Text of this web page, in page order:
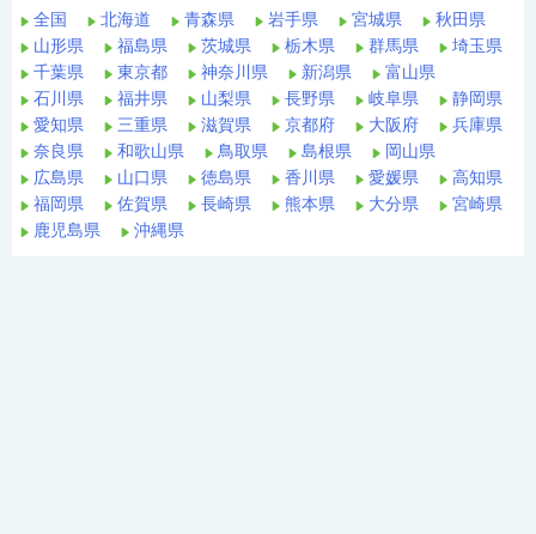
全国 北海道 青森県 岩手県 宮城県
秋田県
山形県
福島県 茨城県 栃木県 群馬県
埼玉県
千葉県
東京都 神奈川県 新潟県
富山県
石川県
福井県 山梨県 長野県 岐阜県
静岡県
愛知県
三重県 滋賀県 京都府 大阪府
兵庫県
奈良県
和歌山県 鳥取県 島根県
岡山県
広島県
山口県 徳島県 香川県 愛媛県
高知県
福岡県
佐賀県 長崎県 熊本県 大分県
宮崎県
鹿児島県
沖縄県